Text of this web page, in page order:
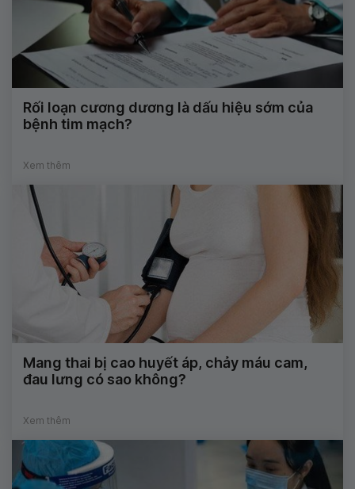
Rối loạn cương dương là dấu hiệu sớm của
bệnh tim mạch?
Xem thêm
Mang thai bị cao huyết áp, chảy máu cam,
đau lưng có sao không?
Xem thêm